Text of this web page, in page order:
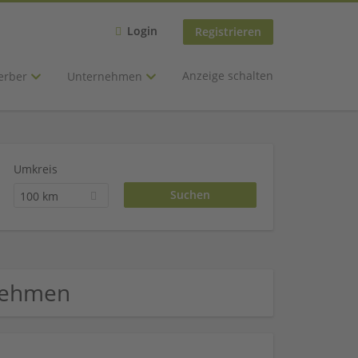
Login Registrieren
Unternehmen Anzeige schalten
Umkreis
100 km